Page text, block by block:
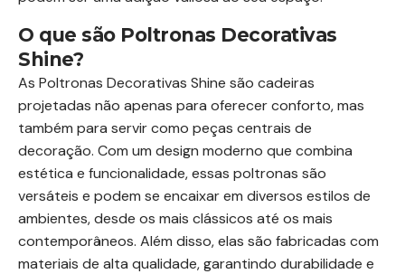
O que são Poltronas Decorativas
Shine?
As Poltronas Decorativas Shine são cadeiras
projetadas não apenas para oferecer conforto, mas
também para servir como peças centrais de
decoração. Com um design moderno que combina
estética e funcionalidade, essas poltronas são
versáteis e podem se encaixar em diversos estilos de
ambientes, desde os mais clássicos até os mais
contemporâneos. Além disso, elas são fabricadas com
materiais de alta qualidade, garantindo durabilidade e